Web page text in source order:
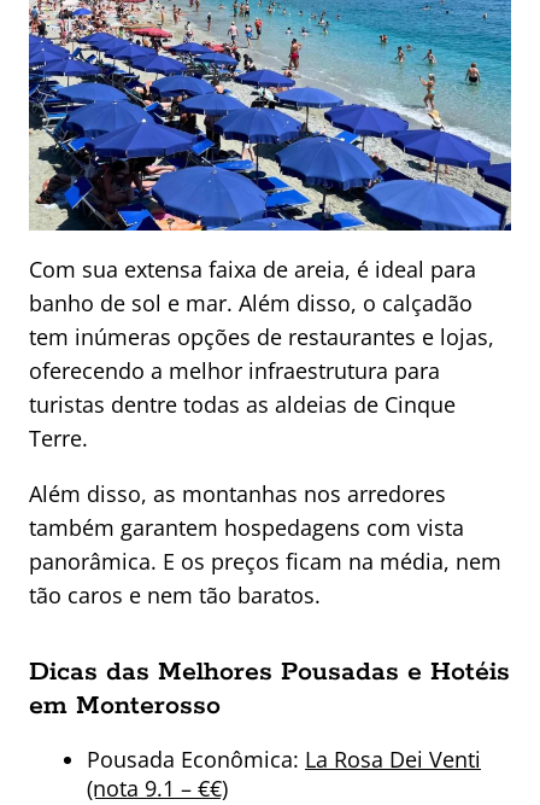
Com sua extensa faixa de areia, é ideal para
banho de sol e mar. Além disso, o calçadão
tem inúmeras opções de restaurantes e lojas,
oferecendo a melhor infraestrutura para
turistas dentre todas as aldeias de Cinque
Terre.
Além disso, as montanhas nos arredores
também garantem hospedagens com vista
panorâmica. E os preços ficam na média, nem
tão caros e nem tão baratos.
Dicas das Melhores Pousadas e Hotéis
em Monterosso
Pousada Econômica: La Rosa Dei Venti
(nota 9.1 – €€)